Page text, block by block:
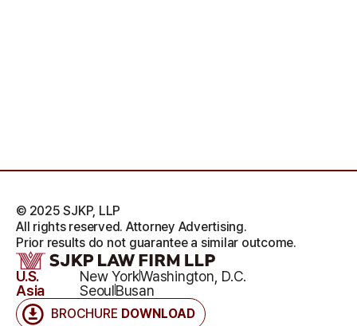
BROCHURE DOWNLOAD
U.S. New YorkWashington, D.C.
Asia
SeoulBusan
© 2025 SJKP, LLP
All rights reserved. Attorney Advertising.
Prior results do not guarantee a similar outcome.